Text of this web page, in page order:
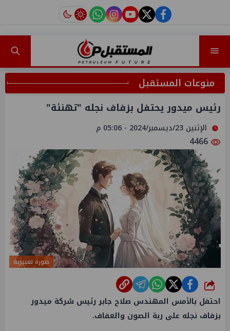
facebook
twitter
youtube
instagram
tiktok
منوعات المستقبل
رئيس ميدور يحتفل بزفاف نجله "تهنئة"
الإثنين 23/ديسمبر/2024 - 05:06 م
صورة تعبيرية
شارك
احتفل بالأمس المهندس صلاح جابر رئيس شركة ميدور
بزفاف نجله على ربة الصون والعفاف.